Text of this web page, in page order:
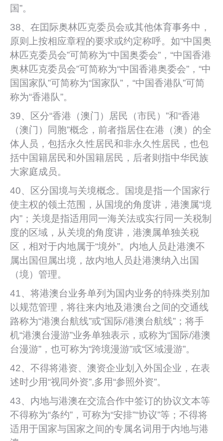
国”。
38、在囯际奥林匹克委员会或其他体育事务中，
原则上按相应章程的要求或约定称呼。如“中国奥
林匹克委员会”可简称为“中国奥委会”，“中国香港
奥林匹克委员会”可简称为“中国香港奥委会”，“中
国国家队”可简称为“国家队”，“中国香港队”可简
称为“香港队”。
39、区分“香港（澳门）居民（市民）”和“香港
（澳门）同胞”概念，前者指居住在港（澳）的全
体人员，包括永久性居民和非永久性居民，也包
括中国籍居民和外国籍居民，后者则指中华民族
大家庭成员。
40、区分国境与关境概念。国境是指一个国家行
使主权的领土范围，从国境的角度讲，港澳属“境
内”；关境是指适用同一海关法或实行同一关税制
度的区域，从关境的角度讲，港澳属单独关税
区，相对于内地属于“境外”。内地人员赴港澳不
属出国但属出境，故内地人员赴港澳纳入出国
（境）管理。
41、将港澳台业务单列为国内业务的特殊类别加
以规范管理，将往来内地及港澳台之间的交通线
路称为“港澳台航线”或“国际/港澳台航线”；将手
机“港澳台漫游”业务单独表示，或称为“国际/港澳
台漫游”，也可称为“跨境漫游”或“区域漫游”。
42、不得将港资、澳资企业划入外国企业，在表
述时少用“视同外资”,多用“参照外资”。
43、内地与港澳在交流合作中签订的协议文本等
不得称为“条约”，可称为“安排”“协议”等；不得将
适用于国家与国家之间的专属名词用于内地与港